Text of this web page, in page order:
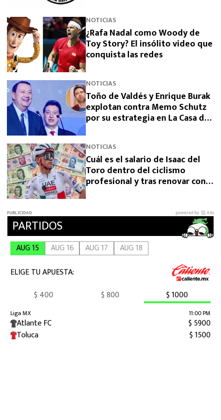
NOTICIAS
¿Rafa Nadal como Woody de
Toy Story? El insólito video que
conquista las redes
NOTICIAS
Toño de Valdés y Enrique Burak
explotan contra Memo Schutz
por su estrategia en La Casa de
NOTICIAS
Cuál es el salario de Isaac del
Toro dentro del ciclismo
profesional y tras renovar con